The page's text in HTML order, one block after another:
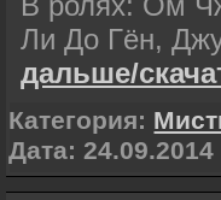
Ли До Гён,
дальше/
Категория:
Дата:24.09.2014